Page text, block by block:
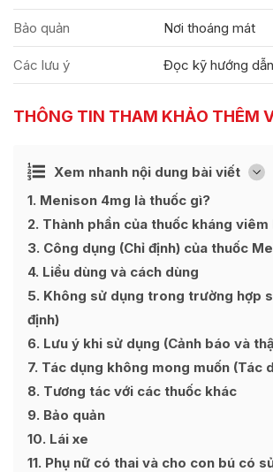
Bảo quản Nơi thoáng mát
Các lưu ý Đọc kỹ hướng
THÔNG TIN THAM KHẢO THÊM
Xem nhanh nội dung bài viết [
Ẩn
1 Menison 4mg là thuốc gì?
2 Thành phần của thuốc kháng
3 Công dụng (Chỉ định) của thuốc
4 Liều dùng và cách dùng
5 Không sử dụng trong trường hợp
định)
6 Lưu ý khi sử dụng (Cảnh báo và
7 Tác dụng không mong muốn (Tác
8 Tương tác với các thuốc khác
9 Bảo quản
10 Lái xe
11 Phụ nữ có thai và cho con bú có